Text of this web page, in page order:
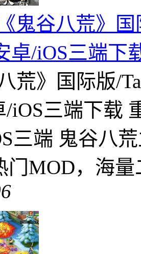
鬼谷八荒》国
卓/iOS三端下
荒》国际版/
/iOS三端下载
三端 鬼谷八
门MOD，海